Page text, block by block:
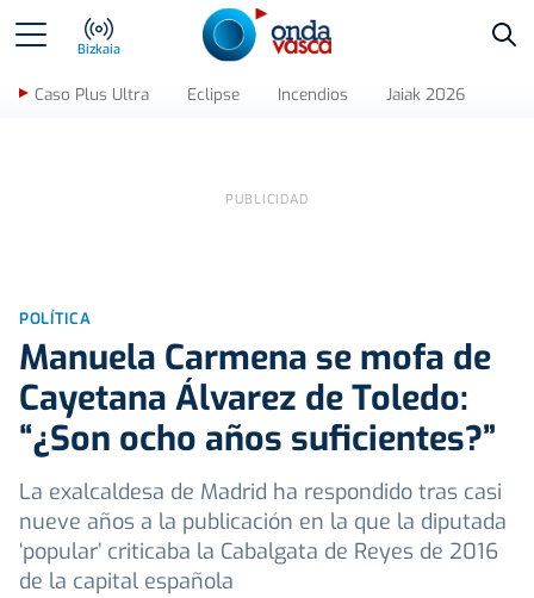
Bizkaia
Caso Plus Ultra Eclipse Incendios Jaiak 2026
POLÍTICA
Manuela Carmena se mofa de
Cayetana Álvarez de Toledo:
“¿Son ocho años suficientes?”
La exalcaldesa de Madrid ha respondido tras casi
nueve años a la publicación en la que la diputada
‘popular’ criticaba la Cabalgata de Reyes de 2016
de la capital española